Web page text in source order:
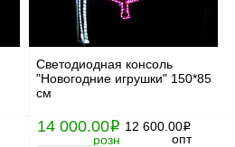
Светодиодная консоль
"Новогодние игрушки" 150*85
см
14 000.00i
розн
12 600.00i
опт